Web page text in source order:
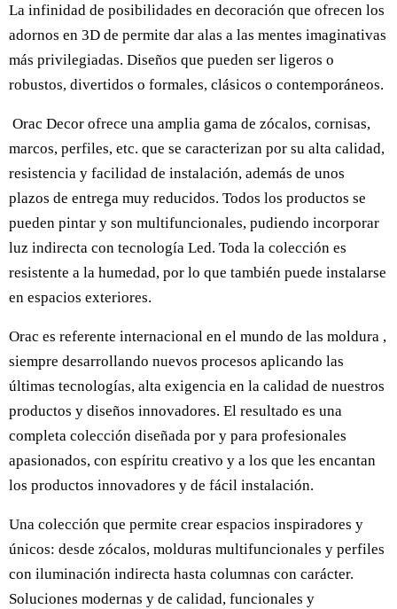
La infinidad de posibilidades en decoración que ofrecen los
adornos en 3D de permite dar alas a las mentes imaginativas
más privilegiadas. Diseños que pueden ser ligeros o
robustos, divertidos o formales, clásicos o contemporáneos.
Orac Decor ofrece una amplia gama de zócalos, cornisas,
marcos, perfiles, etc. que se caracterizan por su alta calidad,
resistencia y facilidad de instalación, además de unos
plazos de entrega muy reducidos. Todos los productos se
pueden pintar y son multifuncionales, pudiendo incorporar
luz indirecta con tecnología Led. Toda la colección es
resistente a la humedad, por lo que también puede instalarse
en espacios exteriores.
Orac es referente internacional en el mundo de las moldura ,
siempre desarrollando nuevos procesos aplicando las
últimas tecnologías, alta exigencia en la calidad de nuestros
productos y diseños innovadores. El resultado es una
completa colección diseñada por y para profesionales
apasionados, con espíritu creativo y a los que les encantan
los productos innovadores y de fácil instalación.
Una colección que permite crear espacios inspiradores y
únicos: desde zócalos, molduras multifuncionales y perfiles
con iluminación indirecta hasta columnas con carácter.
Soluciones modernas y de calidad, funcionales y